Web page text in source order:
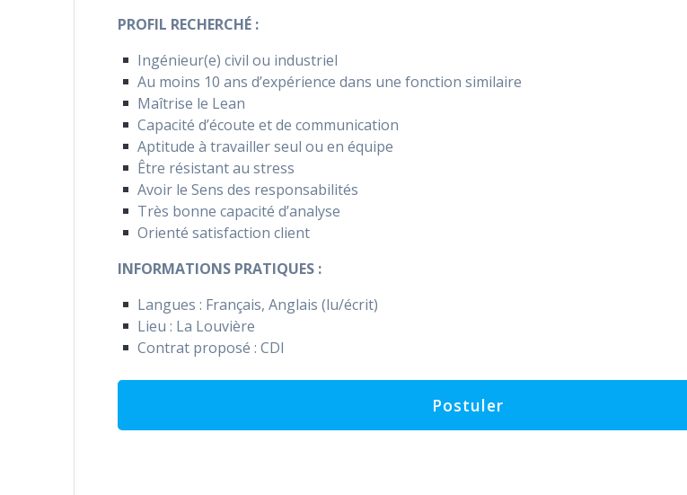
PROFIL RECHERCHÉ :
Ingénieur(e) civil ou industriel
Au moins 10 ans d’expérience dans une fonction similaire
Maîtrise le Lean
Capacité d’écoute et de communication
Aptitude à travailler seul ou en équipe
Être résistant au stress
Avoir le Sens des responsabilités
Très bonne capacité d’analyse
Orienté satisfaction client
INFORMATIONS PRATIQUES :
Langues : Français, Anglais (lu/écrit)
Lieu : La Louvière
Contrat proposé : CDI